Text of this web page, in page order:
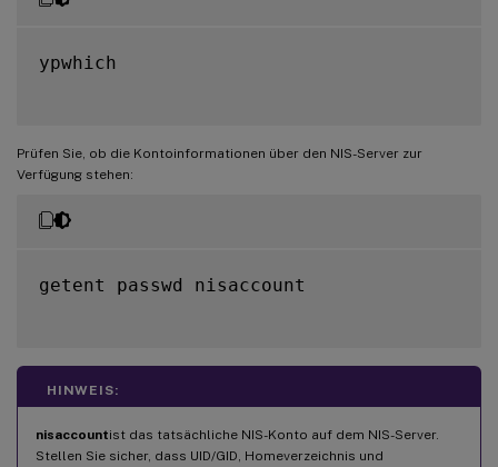
ypwhich
Prüfen Sie, ob die Kontoinformationen über den NIS-Server zur
Verfügung stehen:
getent passwd nisaccount
HINWEIS:
nisaccountist das tatsächliche NIS-Konto auf dem NIS-Server.
Stellen Sie sicher, dass UID/GID, Homeverzeichnis und